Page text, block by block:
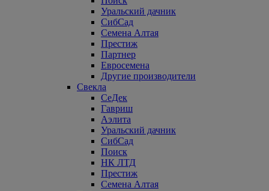
Уральский дачник
СибСад
Семена Алтая
Престиж
Партнер
Евросемена
Другие производители
Свекла
СеДек
Гавриш
Аэлита
Уральский дачник
СибСад
Поиск
НК ЛТД
Престиж
Семена Алтая